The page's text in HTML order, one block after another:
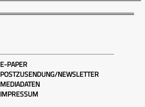
E-PAPER
POSTZUSENDUNG/NEWSLETTER
MEDIADATEN
IMPRESSUM